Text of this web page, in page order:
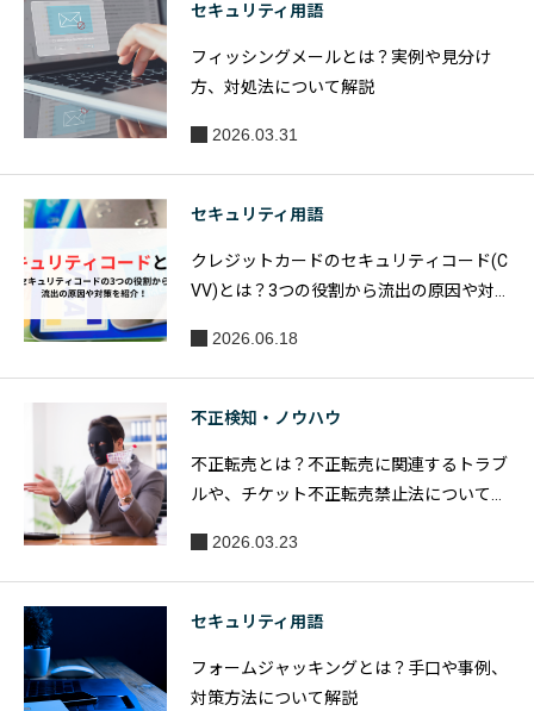
介
セキュリティ用語
フィッシングメールとは？実例や見分け
方、対処法について解説
2026.03.31
セキュリティ用語
クレジットカードのセキュリティコード(C
VV)とは？3つの役割から流出の原因や対
2026.06.18
不正検知・ノウハウ
不正転売とは？不正転売に関連するトラブ
ルや、チケット不正転売禁止法について解
2026.03.23
セキュリティ用語
フォームジャッキングとは？手口や事例、
対策方法について解説